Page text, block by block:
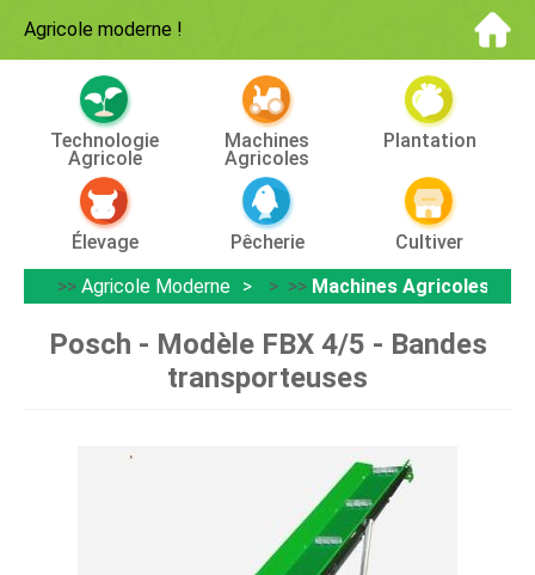
Agricole moderne !
Technologie
Agricole
Machines
Agricoles
Plantation
Élevage Pêcherie
Cultiver
>> Agricole Moderne > >> Machines Agricoles
Posch - Modèle FBX 4/5 - Bandes
transporteuses